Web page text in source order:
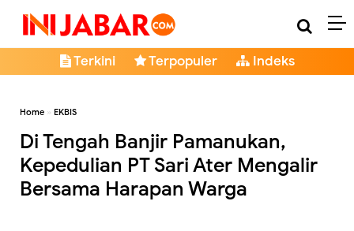
Terkini Terpopuler Indeks
Home » EKBIS
Di Tengah Banjir Pamanukan,
Kepedulian PT Sari Ater Mengalir
Bersama Harapan Warga